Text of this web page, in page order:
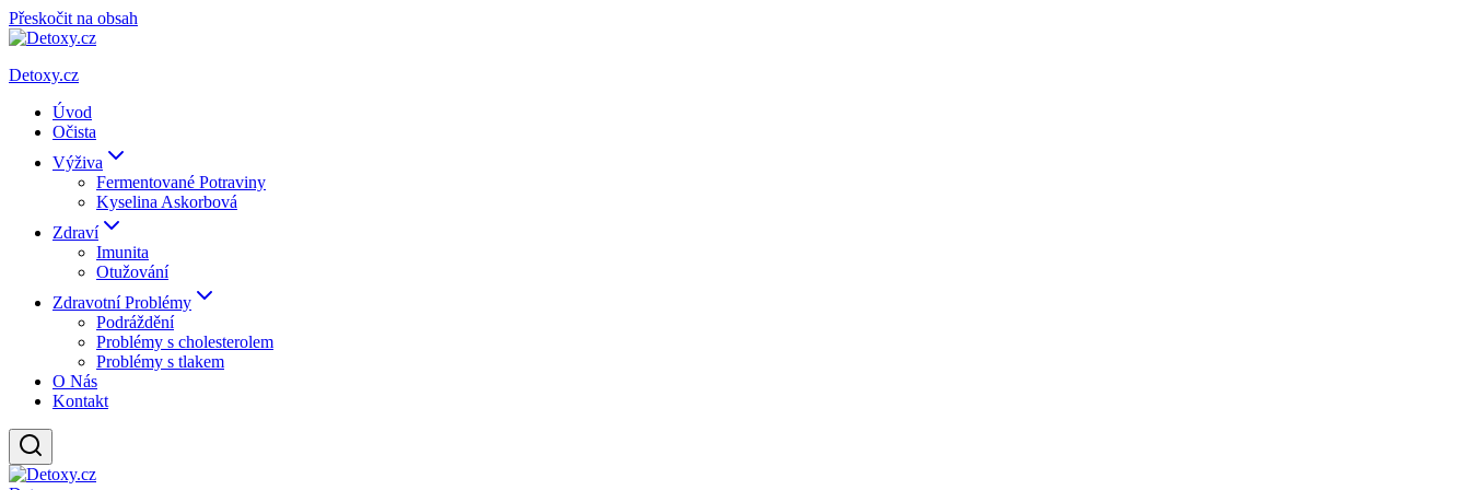
Přeskočit na obsah
Detoxy.cz
Úvod
Očista
Výživa
Fermentované Potraviny
Kyselina Askorbová
Zdraví
Imunita
Otužování
Zdravotní Problémy
Podráždění
Problémy s cholesterolem
Problémy s tlakem
O Nás
Kontakt